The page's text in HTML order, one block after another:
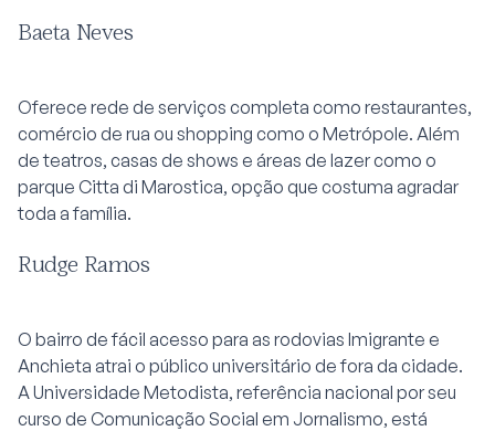
Baeta Neves
Oferece rede de serviços completa como restaurantes,
comércio de rua ou shopping como o Metrópole. Além
de teatros, casas de shows e áreas de lazer como o
parque Citta di Marostica, opção que costuma agradar
toda a família.
Rudge Ramos
O bairro de fácil acesso para as rodovias Imigrante e
Anchieta atrai o público universitário de fora da cidade.
A Universidade Metodista, referência nacional por seu
curso de Comunicação Social em Jornalismo, está